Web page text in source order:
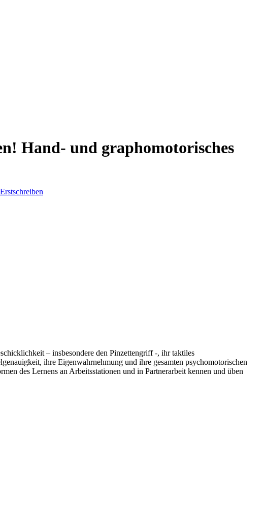
Hand- und graphomotorisches
– insbesondere den Pinzettengriff -, ihr taktiles
ihre Eigenwahrnehmung und ihre gesamten psychomotorischen
des Lernens an Arbeitsstationen und in Partnerarbeit kennen und üben